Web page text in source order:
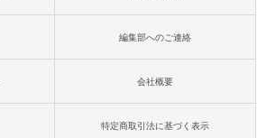
編集部へのご連絡
会社概要
特定商取引法に基づく表示